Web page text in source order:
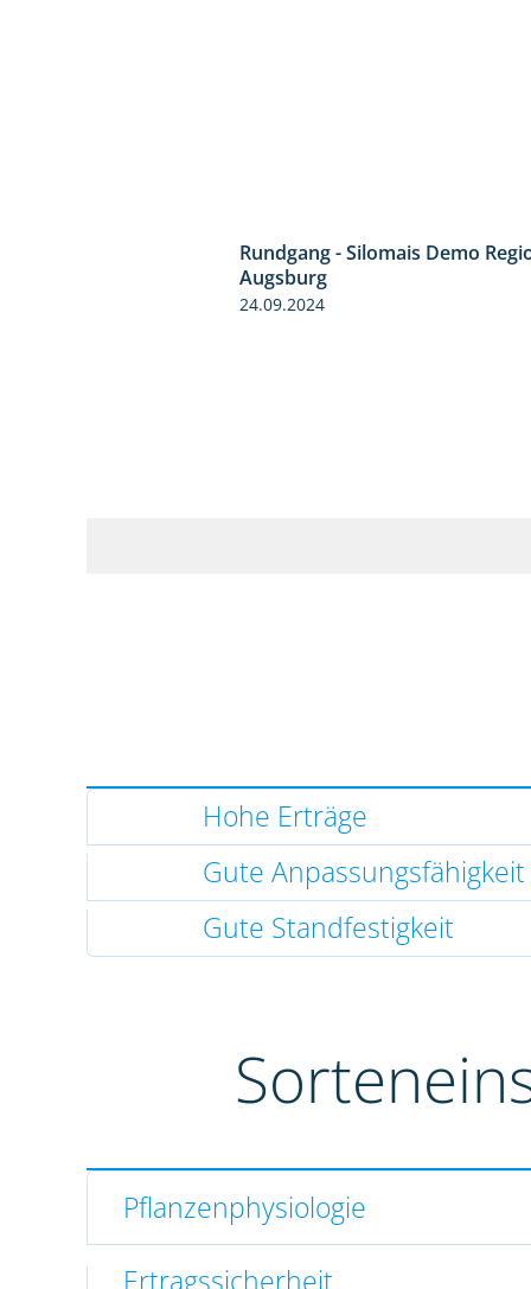
Rundgang - Silomais Demo
Augsburg
24.09.2024
Hohe Erträge
Gute
Gute Standfestigkeit
Pflanzenphysiologie